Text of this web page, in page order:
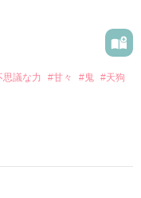
密なのに、
長
思議な力 #甘々 #鬼 #天狗